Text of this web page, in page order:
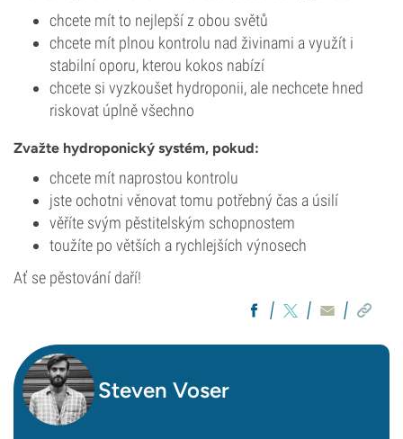
chcete mít to nejlepší z obou světů
chcete mít plnou kontrolu nad živinami a využít i
stabilní oporu, kterou kokos nabízí
chcete si vyzkoušet hydroponii, ale nechcete hned
riskovat úplně všechno
Zvažte hydroponický systém, pokud:
chcete mít naprostou kontrolu
jste ochotni věnovat tomu potřebný čas a úsilí
věříte svým pěstitelským schopnostem
toužíte po větších a rychlejších výnosech
Ať se pěstování daří!
Steven Voser